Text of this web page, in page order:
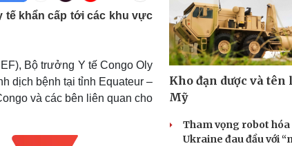
Thông tin doanh nghiệp
Doanh nghiệp 24h
Doanh nhân
Vì cộng đồng
Sành
Tin
Trải
sĩ
Việt
Du lịch
Podcast
Đọc
Cửa
tế khẩn cấp tới các khu vực
Bộ trưởng Y tế Congo Oly
dịch bệnh tại tỉnh Equateur –
và các bên liên quan cho
Kho đạn dược và tên
Mỹ
Tham vọng robot hóa
Ukraine đau đầu với